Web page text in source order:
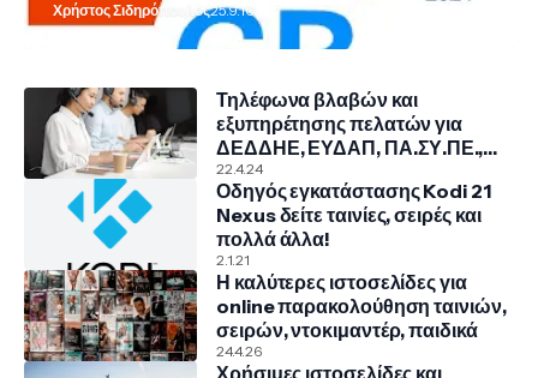
Χρήστος Σιδηρόπουλος25.9.10
Τηλέφωνα βλαβών και
εξυπηρέτησης πελατών για
ΔΕΔΔΗΕ, ΕΥΔΑΠ, ΠΑ.ΣΥ.ΠΕ.,
COSMOTE, NOVA, VODAFONE
22.4.24
Οδηγός εγκατάστασης Kodi 21
Nexus δείτε ταινίες, σειρές και
πολλά άλλα!
2.1.21
Η καλύτερες ιστοσελίδες για
online παρακολούθηση ταινιών,
σειρών, ντοκιμαντέρ, παιδικά
24.4.26